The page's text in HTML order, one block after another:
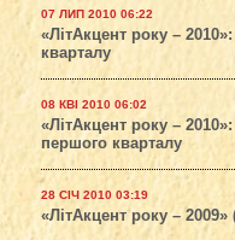
07 ЛИП 2010 06:22
«ЛітАкцент року –
кварталу
08 КВІ 2010 06:02
«ЛітАкцент року –
першого кварталу
28 СІЧ 2010 03:19
«ЛітАкцент року –